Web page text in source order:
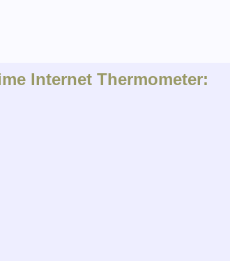
Internet Thermometer: